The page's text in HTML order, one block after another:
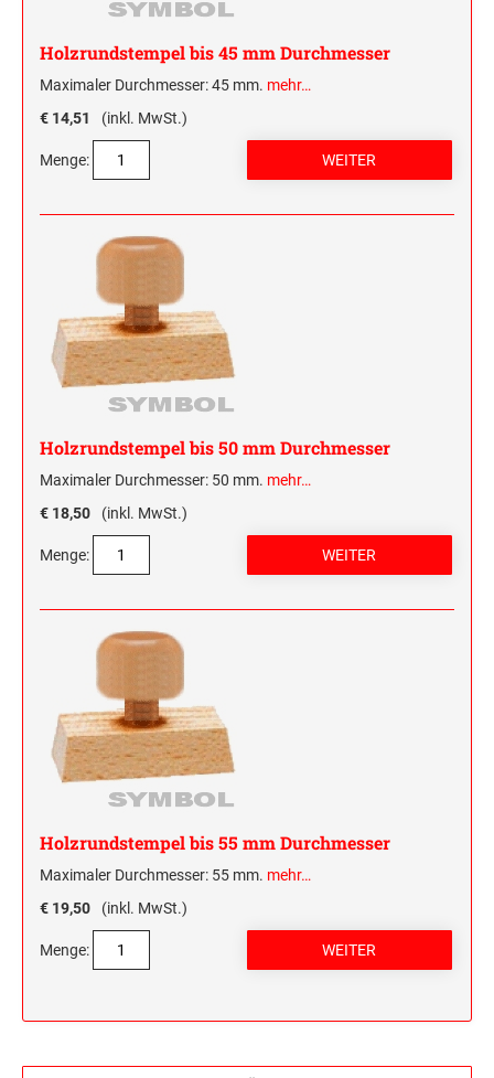
Holzrundstempel bis 45 mm Durchmesser
Maximaler Durchmesser: 45 mm. mehr…
€ 14,51
(inkl. MwSt.)
Menge:
Holzrundstempel bis 50 mm Durchmesser
Maximaler Durchmesser: 50 mm. mehr…
€ 18,50
(inkl. MwSt.)
Menge:
Holzrundstempel bis 55 mm Durchmesser
Maximaler Durchmesser: 55 mm. mehr…
€ 19,50
(inkl. MwSt.)
Menge: